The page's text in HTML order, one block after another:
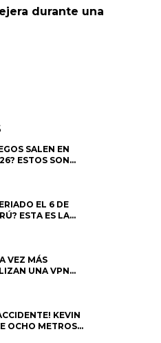
durante una
SALEN EN
ESTOS SON
ESPERADOS
EL 6 DE
ESTA ES LA
VEZ MÁS
UNA VPN
SU
KEVIN
OCHO METROS
Y GENERA